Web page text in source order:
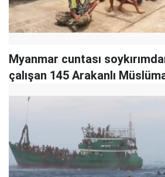
Myanmar cuntası
çalışan 145 Arakanlı